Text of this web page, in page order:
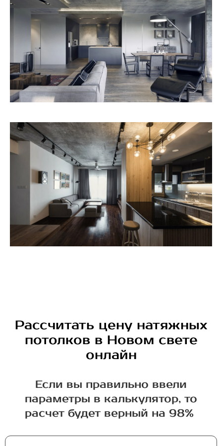
Рассчитать цену натяжных
потолков в Новом свете
онлайн
Если вы правильно ввели
параметры в калькулятор, то
расчет будет верный на 98%